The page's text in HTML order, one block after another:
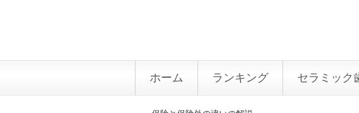
ホーム ランキング セラミック